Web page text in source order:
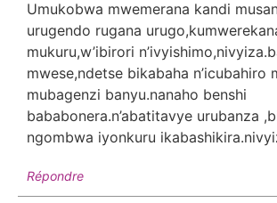
Umukobwa mwemerana kandi
urugendo rugana
mukuru,w’ibirori
mwese,ndetse bikabaha n’icubahiro
mubagenzi banyu.nanaho benshi
bababonera.n’abatitavye urubanza
ngombwa iyonkuru
Répondre